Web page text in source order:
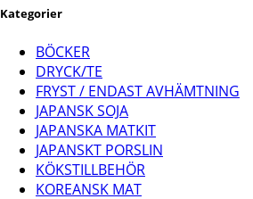
Kategorier
BÖCKER
DRYCK/TE
FRYST / ENDAST AVHÄMTNING
JAPANSK SOJA
JAPANSKA MATKIT
JAPANSKT PORSLIN
KÖKSTILLBEHÖR
KOREANSK MAT